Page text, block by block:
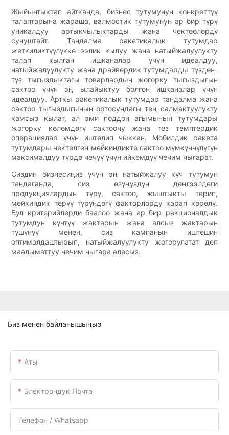
Жыйынтыктап айтканда, бизнес тутумунун конкреттүү
талаптарына жараша, валмостик тутумунун ар бир түрү
уникалдуу артыкчылыктарды жана чектөөлөрдү
сунуштайт. Тандалма ракетикалык тутумдар
жеткиликтүүлүккө ээлик кылуу жана натыйжалуулукту
талап кылган ишканалар үчүн идеалдуу,
натыйжалуулукту жана драйвердик тутумдарды түздөн-
түз тыгыздыктагы товарлардын жогорку тыгыздыгын
сактоо үчүн эң ылайыктуу болгон ишканалар үчүн
идеалдуу. Арткы ракетикалык тутумдар тандалма жана
сактоо тыгыздыгынын ортосундагы тең салмактуулукту
камсыз кылат, ал эми поддон агымынын тутумдары
жогорку көлөмдөгү сактоочу жана тез темптердик
операциялар үчүн иштелип чыккан. Мобилдик ракета
тутумдары чектелген мейкиндикте сактоо мүмкүнчүлүгүн
максималдуу түрдө чечүү үчүн ийкемдүү чечим чыгарат.
Сиздин бизнесиңиз үчүн эң натыйжалуу күч тутумун
тандаганда, сиз өзүңүздүн деңгээлдеги
продукциялардын түрү, сактоо, жыштыкты терип,
мейкиндик терүү түрүндөгү факторлорду карап көрөлү.
Бул критерийлерди баалоо жана ар бир ракционалдык
тутумдун күчтүү жактарын жана алсыз жактарын
түшүнүү менен, сиз кампанын иштешин
оптималдаштырып, натыйжалуулукту жогорулатат деп
маалыматтуу чечим чыгара аласыз.
Биз менен байланышыңыз
Аты
Электрондук Почта
Телефон / Whatsapp